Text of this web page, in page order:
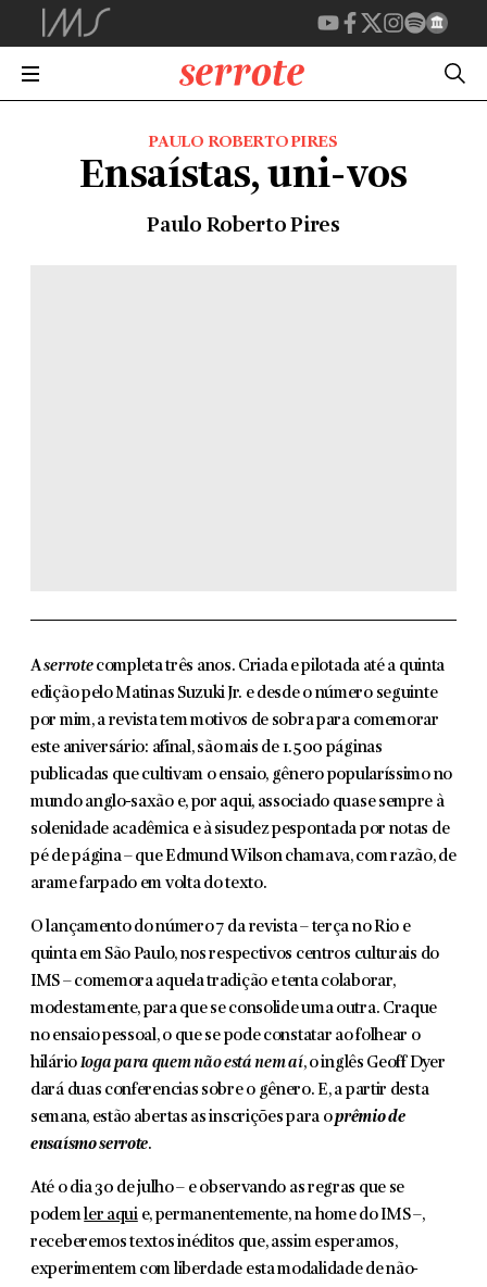
PAULO ROBERTO PIRES
Ensaístas, uni-vos
Paulo Roberto Pires
Aserrotecompleta três anos. Criada e pilotada até a quinta
edição pelo Matinas Suzuki Jr. e desde o número seguinte
por mim, a revista tem motivos de sobra para comemorar
este aniversário: afinal, são mais de 1.500 páginas
publicadas que cultivam o ensaio, gênero popularíssimo no
mundo anglo-saxão e, por aqui, associado quase sempre à
solenidade acadêmica e à sisudez pespontada por notas de
pé de página – que Edmund Wilson chamava, com razão, de
arame farpado em volta do texto.
O lançamento do número 7 da revista – terça no Rio e
quinta em São Paulo, nos respectivos centros culturais do
IMS – comemora aquela tradição e tenta colaborar,
modestamente, para que se consolide uma outra. Craque
no ensaio pessoal, o que se pode constatar ao folhear o
hilário Ioga para quem não está nem aí, o inglês Geoff Dyer
dará duas conferencias sobre o gênero. E, a partir desta
semana, estão abertas as inscrições para oprêmio de
ensaísmo serrote.
Até o dia 30 de julho – e observando as regras que se
podemler aquie, permanentemente, na home do IMS –,
receberemos textos inéditos que, assim esperamos,
experimentem com liberdade esta modalidade de não-